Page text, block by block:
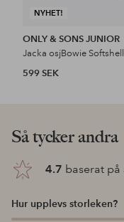
NYHET!
ONLY & SONS JUNIOR
599 SEK
Så tycker andra
4.7 baserat på
Hur upplevs storleken?